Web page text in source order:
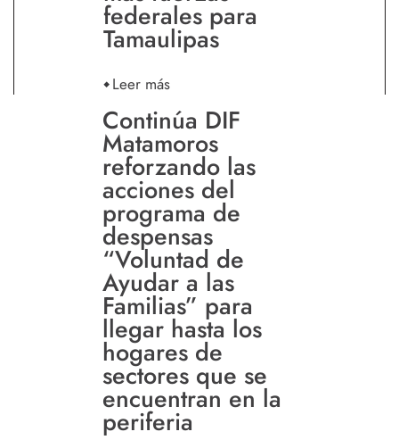
federales para
Tamaulipas
Leer más
Continúa DIF
Matamoros
reforzando las
acciones del
programa de
despensas
“Voluntad de
Ayudar a las
Familias” para
llegar hasta los
hogares de
sectores que se
encuentran en la
periferia